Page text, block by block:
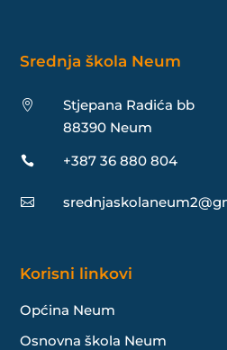
Srednja škola Neum

Stjepana Radića bb
88390 Neum
 +387 36 880 804

Korisni linkovi
Općina Neum
Osnovna škola Neum